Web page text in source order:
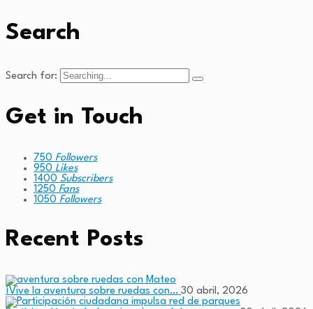
Search
Search for:
Get in Touch
750 Followers
950 Likes
1400 Subscribers
1250 Fans
1050 Followers
Recent Posts
¡Vive la aventura sobre ruedas con… 30 abril, 2026